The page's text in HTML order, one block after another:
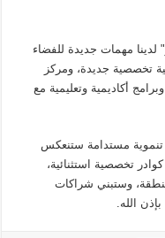
مهمات جديدة للفضاء
تخصصية جديدة، ومركز
أكاديمية وتعليمية مع
تنموية مستدامة ستنعكس
تخصصية استثنائية،
وستبني شراكات
الله.